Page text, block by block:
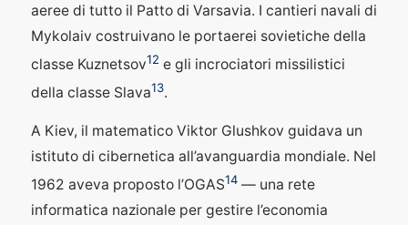
aeree di tutto il Patto di Varsavia. I cantieri navali di
Mykolaiv costruivano le portaerei sovietiche della
classe Kuznetsov12 e gli incrociatori missilistici
della classe Slava13.
A Kiev, il matematico Viktor Glushkov guidava un
istituto di cibernetica all’avanguardia mondiale. Nel
1962 aveva proposto l’OGAS14— una rete
informatica nazionale per gestire l’economia